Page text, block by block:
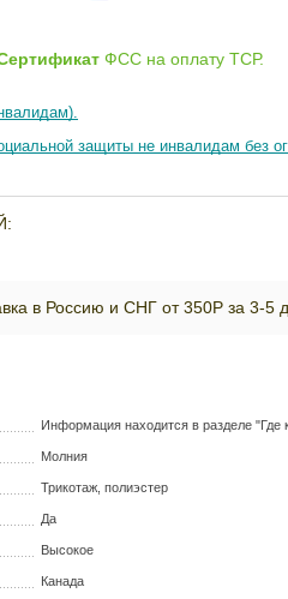
ФСС на оплату ТСР.
защиты не инвалидам без
в Россию и СНГ от 350Р за 3-5
Информация находится в разделе "Где
Молния
Трикотаж, полиэстер
Да
Высокое
Канада